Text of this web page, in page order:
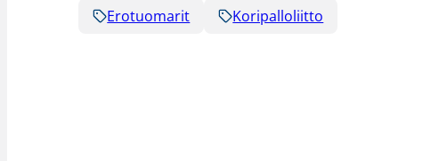
Erotuomarit Koripalloliitto